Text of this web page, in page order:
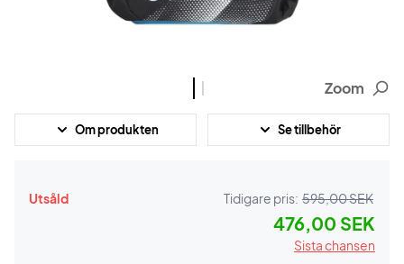
Zoom
Om produkten Se tillbehör
Utsåld Tidigare pris: 595,00 SEK
476,00 SEK
Sista chansen